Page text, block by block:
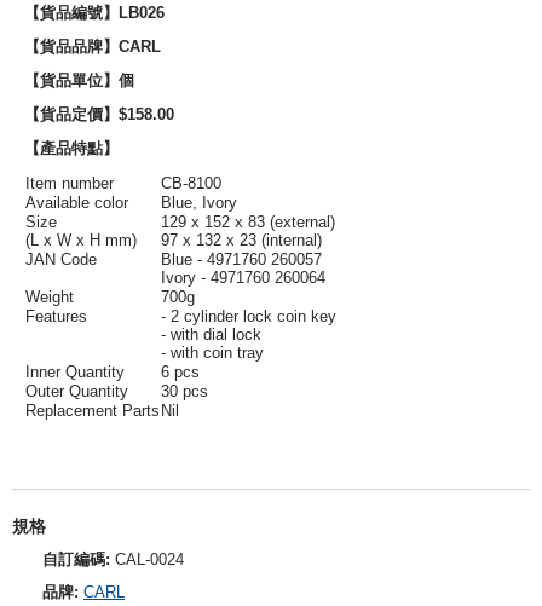
【貨品編號】LB026
【貨品品牌】CARL
【貨品單位】個
【貨品定價】$158.00
【產品特點】
Item number
CB-8100
Available color
Blue, Ivory
Size
(L x W x H mm)
129 x 152 x 83 (external)
97 x 132 x 23 (internal)
JAN Code
Blue - 4971760 260057
Ivory - 4971760 260064
Weight
700g
Features
- 2 cylinder lock coin key
- with dial lock
- with coin tray
Inner Quantity
6 pcs
Outer Quantity
30 pcs
Replacement Parts Nil
規格
自訂編碼: CAL-0024
品牌: CARL